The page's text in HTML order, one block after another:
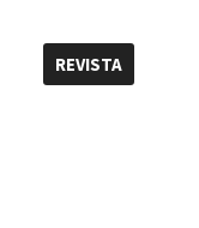
REVISTA